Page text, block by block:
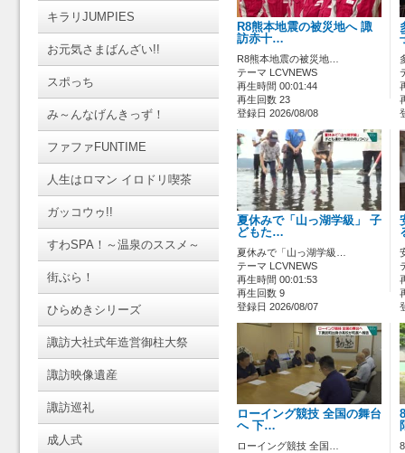
キラリJUMPIES
お元気さまばんざい!!
スポっち
み～んなげんきっず！
ファファFUNTIME
人生はロマン イロドリ喫茶
ガッコウゥ!!
すわSPA！～温泉のススメ～
街ぶら！
ひらめきシリーズ
諏訪大社式年造営御柱大祭
諏訪映像遺産
諏訪巡礼
成人式
R8熊本地震の被災地へ 諏
訪赤十…
R8熊本地震の被災地…
テーマ LCVNEWS
再生時間 00:01:44
再生回数 23
登録日 2026/08/08
夏休みで「山っ湖学級」 子
どもた…
夏休みで「山っ湖学級…
テーマ LCVNEWS
再生時間 00:01:53
再生回数 9
登録日 2026/08/07
ローイング競技 全国の舞台
へ 下…
ローイング競技 全国…